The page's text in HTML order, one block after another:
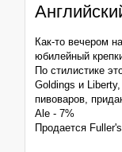
Как-то вечером
юбилейный
По стилистике
Goldings и
пивоваров,
Ale - 7%
Продается